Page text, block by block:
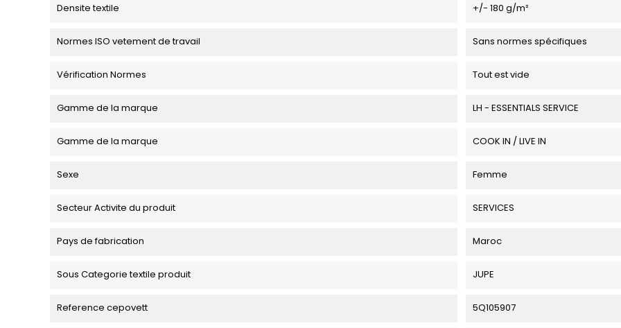
Densite textile +/- 180 g/m²
Normes ISO vetement de travail Sans normes spécifiques
Vérification Normes Tout est vide
Gamme de la marque LH - ESSENTIALS SERVICE
Gamme de la marque COOK IN / LIVE IN
Sexe Femme
Secteur Activite du produit SERVICES
Pays de fabrication Maroc
Sous Categorie textile produit JUPE
Reference cepovett 5Q105907